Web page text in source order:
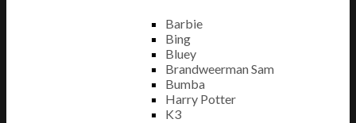
Barbie
Bing
Bluey
Brandweerman Sam
Bumba
Harry Potter
K3